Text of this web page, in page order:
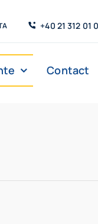
+40 21 312 01
Contact